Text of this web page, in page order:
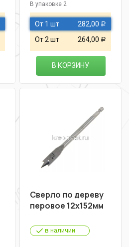
В упаковке 2
От 1 шт 282,00 Р
От 2 шт 264,00 Р
В КОРЗИНУ
Сверло по дереву
перовое 12х152мм
в наличии